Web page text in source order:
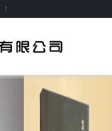
！